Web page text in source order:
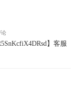
论
】客服